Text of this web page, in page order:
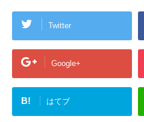
Twitter
Google+
B! はてブ